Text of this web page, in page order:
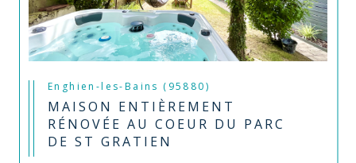
Enghien-les-Bains (95880)
MAISON ENTIÈREMENT
RÉNOVÉE AU COEUR DU PARC
DE ST GRATIEN